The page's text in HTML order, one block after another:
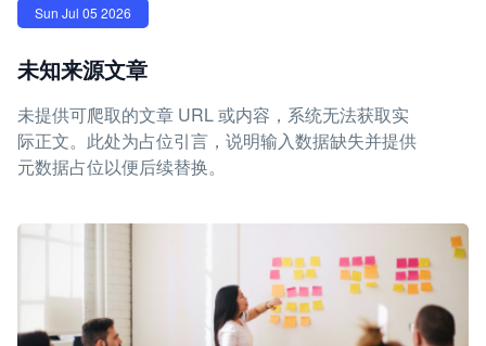
Sun Jul 05 2026
未知来源文章
未提供可爬取的文章 URL 或内容，系统无法获取实
际正文。此处为占位引言，说明输入数据缺失并提供
元数据占位以便后续替换。